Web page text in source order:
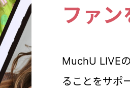
ファン
MuchU LIVE
ることをサポ